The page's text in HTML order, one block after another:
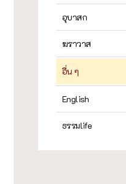
อุบาสก
ฆราวาส
อื่น ๆ
English
ธรรมlife